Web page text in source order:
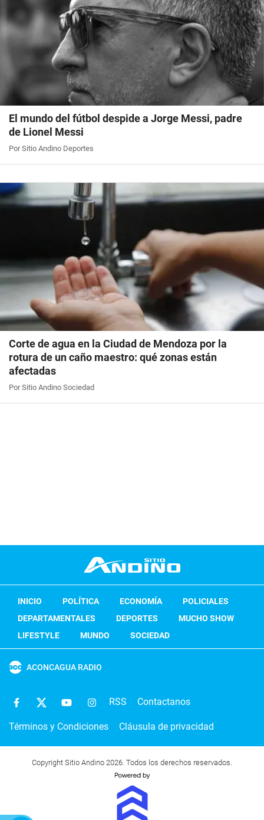
El mundo del fútbol despide a Jorge Messi, padre
de Lionel Messi
Por Sitio Andino Deportes
Corte de agua en la Ciudad de Mendoza por la
rotura de un caño maestro: qué zonas están
afectadas
Por Sitio Andino Sociedad
INICIO POLÍTICA ECONOMÍA
POLICIALES
DEPARTAMENTALES
DEPORTES
MUCHO SHOW
LIFESTYLE
MUNDO SOCIEDAD
ACONCAGUA RADIO
RSS Contactanos
Términos y Condiciones Cláusula de privacidad
Copyright Sitio Andino 2026. Todos los derechos reservados.